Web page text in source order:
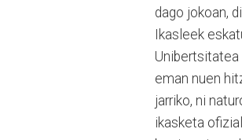
dago jokoan,
Ikasleek
Unibertsitatea
eman nuen
jarriko, ni
ikasketa